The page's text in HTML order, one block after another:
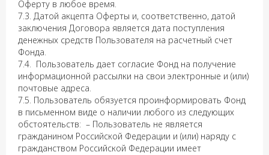
Оферту в любое время.
7.3. Датой акцепта Оферты и, соответственно, датой
заключения Договора является дата поступления
денежных средств Пользователя на расчетный счет
Фонда.
7.4. Пользователь дает согласие Фонд на получение
информационной рассылки на свои электронные и (или)
почтовые адреса.
7.5. Пользователь обязуется проинформировать Фонд
в письменном виде о наличии любого из следующих
обстоятельств: – Пользователь не является
гражданином Российской Федерации и (или) наряду с
гражданством Российской Федерации имеет
Публичная оферта
Политика конфиденциальности
Разработка: madokka
Иллюстрации: katyakatiko